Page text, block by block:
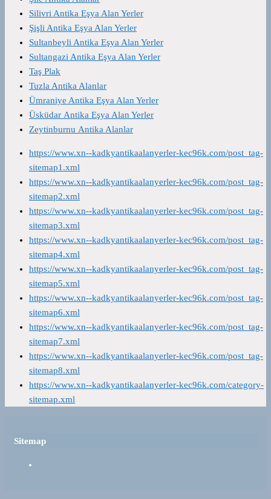
Silivri Antika Eşya Alan Yerler
Şişli Antika Eşya Alan Yerler
Sultanbeyli Antika Eşya Alan Yerler
Sultangazi Antika Eşya Alan Yerler
Taş Plak
Tuzla Antika Alanlar
Ümraniye Antika Eşya Alan Yerler
Üsküdar Antika Eşya Alan Yerler
Zeytinburnu Antika Alanlar
https://www.xn--kadkyantikaalanyerler-kec96k.com/post_tag-
sitemap1.xml
https://www.xn--kadkyantikaalanyerler-kec96k.com/post_tag-
sitemap2.xml
https://www.xn--kadkyantikaalanyerler-kec96k.com/post_tag-
sitemap3.xml
https://www.xn--kadkyantikaalanyerler-kec96k.com/post_tag-
sitemap4.xml
https://www.xn--kadkyantikaalanyerler-kec96k.com/post_tag-
sitemap5.xml
https://www.xn--kadkyantikaalanyerler-kec96k.com/post_tag-
sitemap6.xml
https://www.xn--kadkyantikaalanyerler-kec96k.com/post_tag-
sitemap7.xml
https://www.xn--kadkyantikaalanyerler-kec96k.com/post_tag-
sitemap8.xml
https://www.xn--kadkyantikaalanyerler-kec96k.com/category-
sitemap.xml
Sitemap